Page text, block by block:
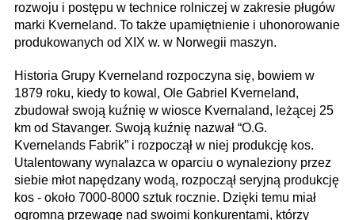
rozwoju i postępu w technice rolniczej w zakresie pługów
marki Kverneland. To także upamiętnienie i uhonorowanie
produkowanych od XIX w. w Norwegii maszyn.
Historia Grupy Kverneland rozpoczyna się, bowiem w
1879 roku, kiedy to kowal, Ole Gabriel Kverneland,
zbudował swoją kuźnię w wiosce Kvernaland, leżącej 25
km od Stavanger. Swoją kuźnię nazwał “O.G.
Kvernelands Fabrik” i rozpoczął w niej produkcję kos.
Utalentowany wynalazca w oparciu o wynaleziony przez
siebie młot napędzany wodą, rozpoczął seryjną produkcję
kos - około 7000-8000 sztuk rocznie. Dzięki temu miał
ogromną przewagę nad swoimi konkurentami, którzy